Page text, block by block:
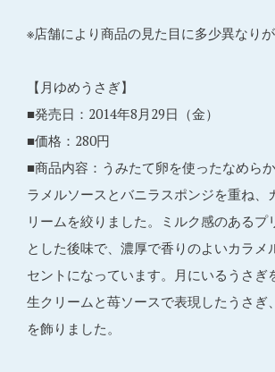
※店舗により商品の見た目に多少異なりが
【月ゆめうさぎ】
■発売日：2014年8月29日（金）
■価格：280円
■商品内容：うみたて卵を使ったなめら
ラメルソースとバニラスポンジを重ね、
リームを絞りました。ミルク感のあるプ
とした後味で、濃厚で香りのよいカラメ
セントになっています。月にいるうさぎ
生クリームと苺ソースで表現したうさぎ
を飾りました。